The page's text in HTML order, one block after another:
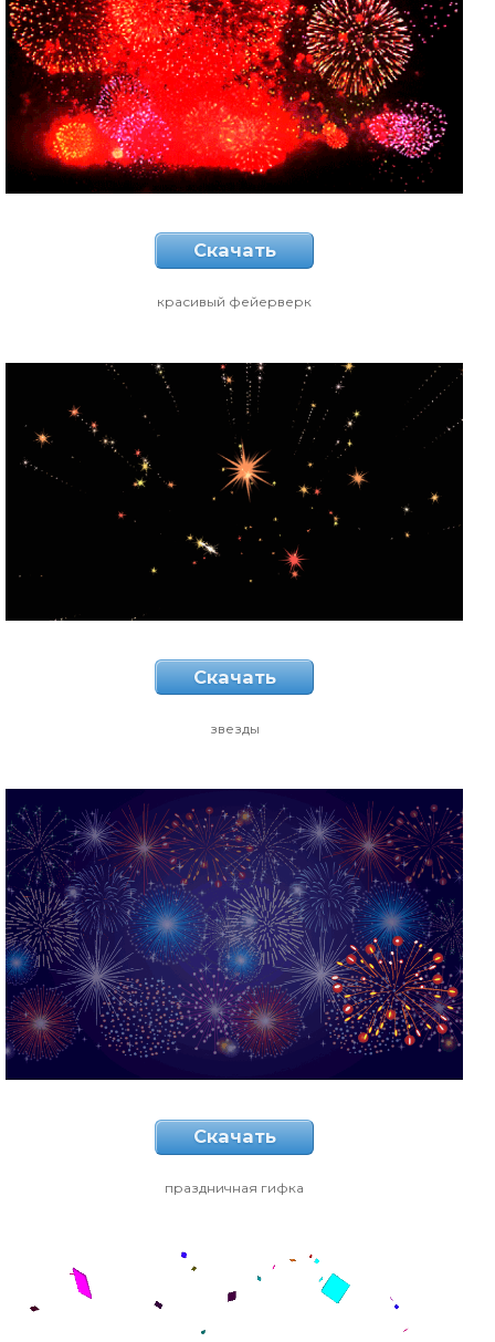
Скачать
красивый фейерверк
Скачать
звезды
Скачать
праздничная гифка